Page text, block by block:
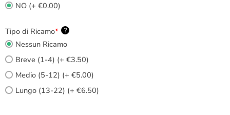
NO (+ €0.00)
Tipo di Ricamo* ?
Nessun Ricamo
Breve (1-4) (+ €3.50)
Medio (5-12) (+ €5.00)
Lungo (13-22) (+ €6.50)